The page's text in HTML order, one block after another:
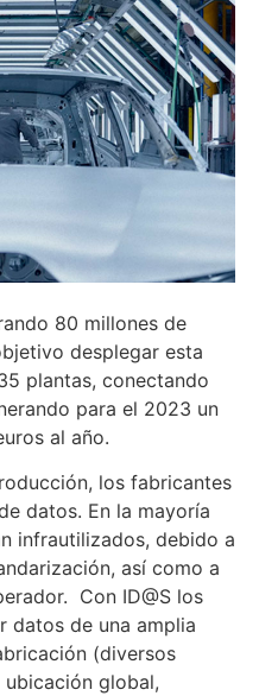
80 millones de
desplegar esta
plantas, conectando
para el 2023 un
al año.
los fabricantes
datos. En la mayoría
infrautilizados, debido a
así como a
Con ID@S los
datos de una amplia
(diversos
ubicación global,